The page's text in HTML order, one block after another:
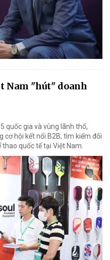
Nam "hút" doanh
quốc gia và vùng lãnh thổ,
hội kết nối B2B, tìm kiếm đối
quốc tế tại Việt Nam.